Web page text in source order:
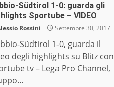
Südtirol 1-0: guarda gli
Sportube – VIDEO
Rossini Settembre 30, 2017
Südtirol 1-0, guarda il
degli highlights su Blitz con
tv – Lega Pro Channel,